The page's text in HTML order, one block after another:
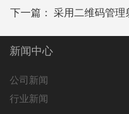
下一篇：采用二维码管
新闻中心
公司新闻
行业新闻